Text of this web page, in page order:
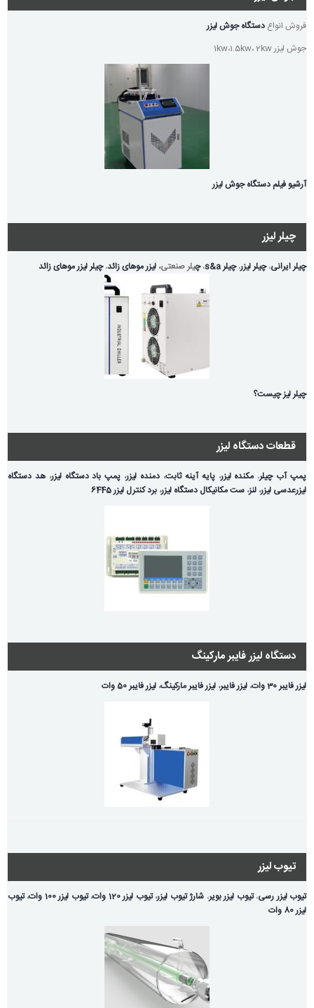
فروش انواع دستگاه جوش لیزر
جوش لیزر 1kw،1.5kw، 2kw
آرشیو فیلم دستگاه جوش لیزر
چیلر لیزر
چیلر ایرانی،چیلر لیزر،چیلر s&a ،چیلر صنعتی، لیزر موهای زائد،چیلر لیزر موهای زائد
چیلر لیز چیست؟
قطعات دستگاه لیزر
پمپ آب چیلر، مکنده لیزر،پایه آینه ثابت، دمنده لیزر، پمپ باد دستگاه لیزر،هد دستگاه
لیزرعدسی لیزر، لنز، ست مکانیکال دستگاه لیزر، برد کنترل لیزر 6445
دستگاه لیزر فایبر مارکینگ
لیزر فایبر 30 وات ، لیزر فایبر، لیزر فایبر مارکینگ، لیزر فایبر 50 وات
تیوب لیزر
تیوب لیزر رسی،تیوب لیزر بویر، شارژ تیوب لیزر،تیوب لیزر 120 وات ،تیوب لیزر 100 وات ،تیوب
لیزر 80 وات